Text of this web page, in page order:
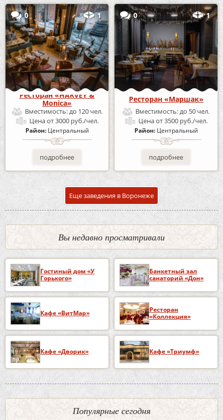
0 1
Ресторан «HARVEY &
Monica»
Вместимость:до 120 чел.
Ценаот 3000 руб./чел.
Район: Центральный
подробнее
0 1
Ресторан «Маршак»
Вместимость:до 50 чел.
Ценаот 3500 руб./чел.
Район: Центральный
подробнее
Еще заведения в Воронеже
Вы недавно просматривали
Гостиный дом «У
Горького»
Банкетный зал
санаторий «Дон»
Кафе «ВитМар»
Ресторан
«Коллекция»
Кафе «Дворик» Кафе «Триумф»
Популярные сегодня